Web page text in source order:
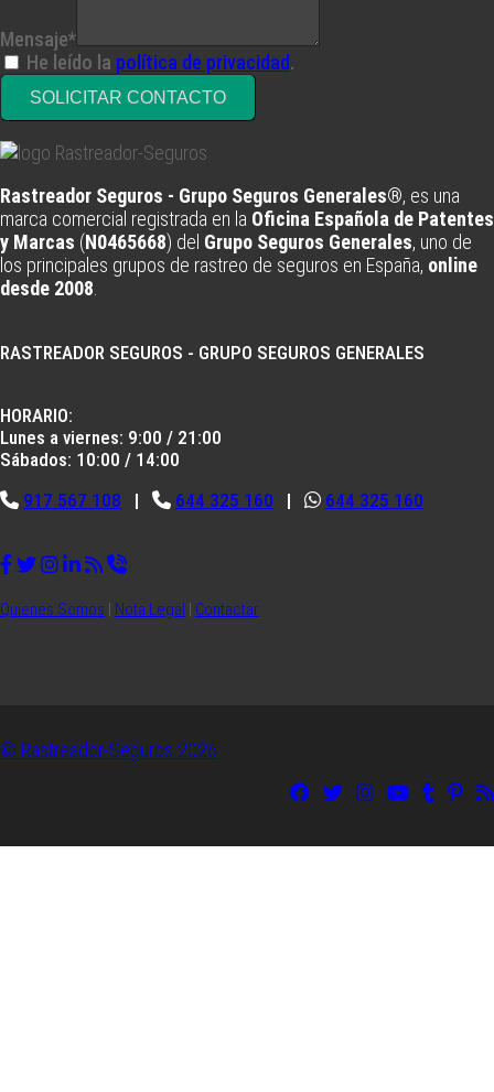
Mensaje*
He leído la política de privacidad.
SOLICITAR CONTACTO
Rastreador Seguros - Grupo Seguros Generales®, es una
marca comercial registrada en la Oficina Española de Patentes
y Marcas (N0465668) del Grupo Seguros Generales, uno de
los principales grupos de rastreo de seguros en España, online
desde 2008
RASTREADOR SEGUROS - GRUPO SEGUROS GENERALES
HORARIO:
Lunes a viernes: 9:00 / 21:00
Sábados: 10:00 / 14:00
917 567 108 | 644 325 160 | 644 325 160
Quienes Somos | Nota Legal | Contactar
© Rastreador-Seguros 2026